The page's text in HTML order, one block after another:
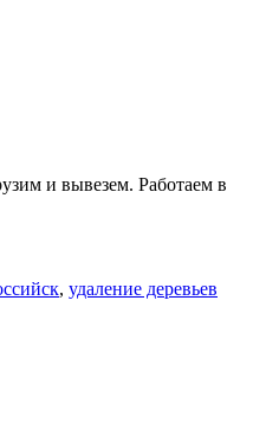
и вывезем. Работаем в
, удаление деревьев